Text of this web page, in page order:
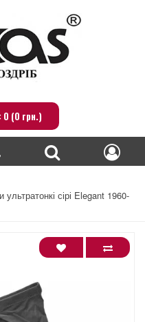
0 (0 грн.)
сірі Elegant 1960-